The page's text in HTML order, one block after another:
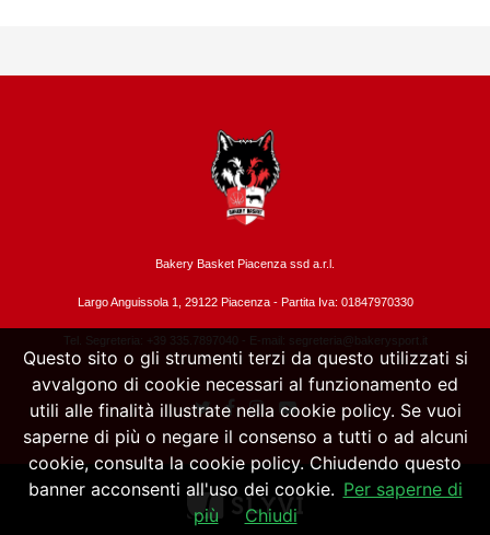
Bakery Basket Piacenza ssd a.r.l.
Largo Anguissola 1, 29122 Piacenza - Partita Iva: 01847970330
Tel. Segreteria: +39 335.7897040 - E-mail: segreteria@bakerysport.it
Questo sito o gli strumenti terzi da questo utilizzati si
avvalgono di cookie necessari al funzionamento ed
utili alle finalità illustrate nella cookie policy. Se vuoi
saperne di più o negare il consenso a tutti o ad alcuni
cookie, consulta la cookie policy. Chiudendo questo
banner acconsenti all'uso dei cookie. Per saperne di
più
Chiudi